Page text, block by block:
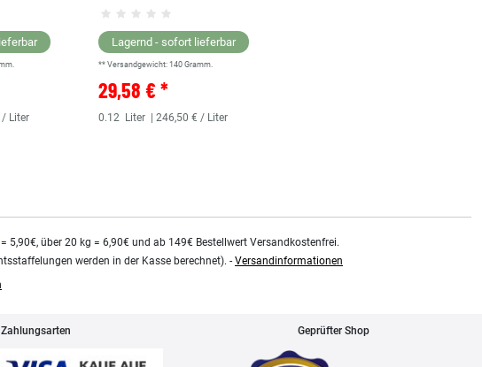
/ Liter
Lagernd - sofort lieferbar
** Versandgewicht: 140 Gramm.
29,58 € *
0.12 Liter | 246,50 € / Liter
über 20 kg = 6,90€ und ab 149€ Bestellwert Versandkostenfrei.
werden in der Kasse berechnet). - Versandinformationen
Zahlungsarten Geprüfter Shop